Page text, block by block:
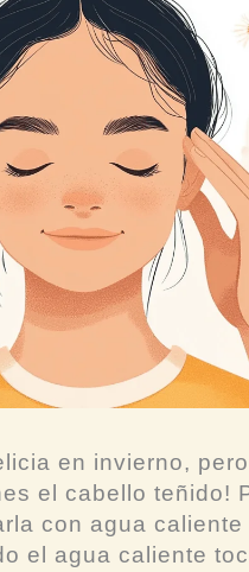
en invierno,
el cabello teñido!
con agua
el agua caliente